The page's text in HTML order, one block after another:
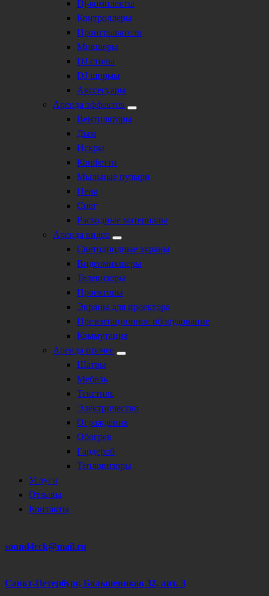
Dj-комплекты
Контроллеры
Проигрыватели
Микшеры
DJ столы
DJ ширмы
Акссесуары
Аренда эффектов
Вентиляторы
Дым
Искры
Конфетти
Мыльные пузыри
Пена
Снег
Расходные материалы
Аренда видео
Светодиодные экраны
Видеомикшеры
Телевизоры
Проекторы
Экраны для проектора
Презентационное оборудование
Коммутация
Аренда прочее
Шатры
Мебель
Текстиль
Электричество
Ограждения
Обогрев
Гардероб
Тепловизоры
Услуги
Отзывы
Контакты
sound4eck@mail.ru
Санкт-Петербург, Большевиков 32, лит. З